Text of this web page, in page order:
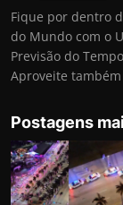
Fique por dentro
do Mundo com o
Previsão do
Aproveite
Postagens